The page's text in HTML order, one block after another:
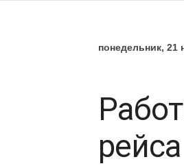
понедельник, 21